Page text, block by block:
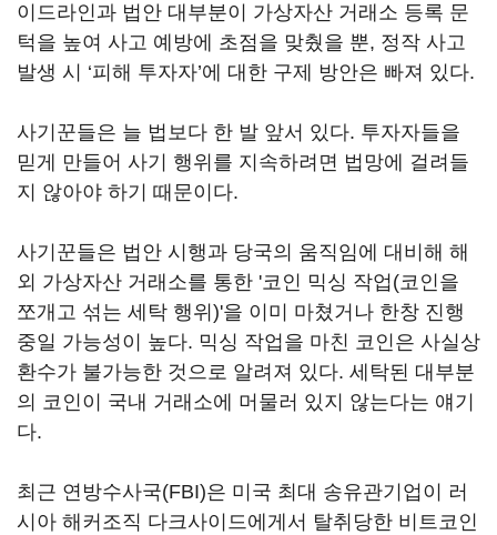
이드라인과 법안 대부분이 가상자산 거래소 등록 문
턱을 높여 사고 예방에 초점을 맞췄을 뿐, 정작 사고
발생 시 ‘피해 투자자’에 대한 구제 방안은 빠져 있다.
사기꾼들은 늘 법보다 한 발 앞서 있다. 투자자들을
믿게 만들어 사기 행위를 지속하려면 법망에 걸려들
지 않아야 하기 때문이다.
사기꾼들은 법안 시행과 당국의 움직임에 대비해 해
외 가상자산 거래소를 통한 '코인 믹싱 작업(코인을
쪼개고 섞는 세탁 행위)'을 이미 마쳤거나 한창 진행
중일 가능성이 높다. 믹싱 작업을 마친 코인은 사실상
환수가 불가능한 것으로 알려져 있다. 세탁된 대부분
의 코인이 국내 거래소에 머물러 있지 않는다는 얘기
다.
최근 연방수사국(FBI)은 미국 최대 송유관기업이 러
시아 해커조직 다크사이드에게서 탈취당한 비트코인